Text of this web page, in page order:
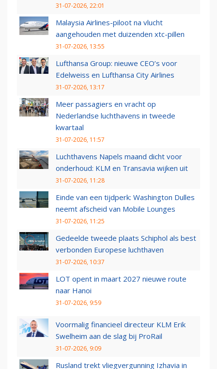
31-07-2026, 22:01
Malaysia Airlines-piloot na vlucht
aangehouden met duizenden xtc-pillen
31-07-2026, 13:55
Lufthansa Group: nieuwe CEO’s voor
Edelweiss en Lufthansa City Airlines
31-07-2026, 13:17
Meer passagiers en vracht op
Nederlandse luchthavens in tweede
kwartaal
31-07-2026, 11:57
Luchthavens Napels maand dicht voor
onderhoud: KLM en Transavia wijken uit
31-07-2026, 11:28
Einde van een tijdperk: Washington Dulles
neemt afscheid van Mobile Lounges
31-07-2026, 11:25
Gedeelde tweede plaats Schiphol als best
verbonden Europese luchthaven
31-07-2026, 10:37
LOT opent in maart 2027 nieuwe route
naar Hanoi
31-07-2026, 9:59
Voormalig financieel directeur KLM Erik
Swelheim aan de slag bij ProRail
31-07-2026, 9:09
Rusland trekt vliegvergunning Izhavia in